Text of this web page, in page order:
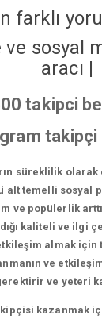
farklı
ve sosyal
aracı |
takipci
takipçi
süreklilik
alt temelli sosyal
ve popülerlik
kaliteli ve ilgi
almak için
ve
ve yeteri
kazanmak